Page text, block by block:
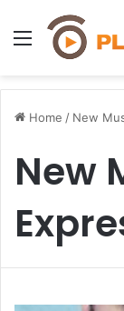
Menu
Home / New
New